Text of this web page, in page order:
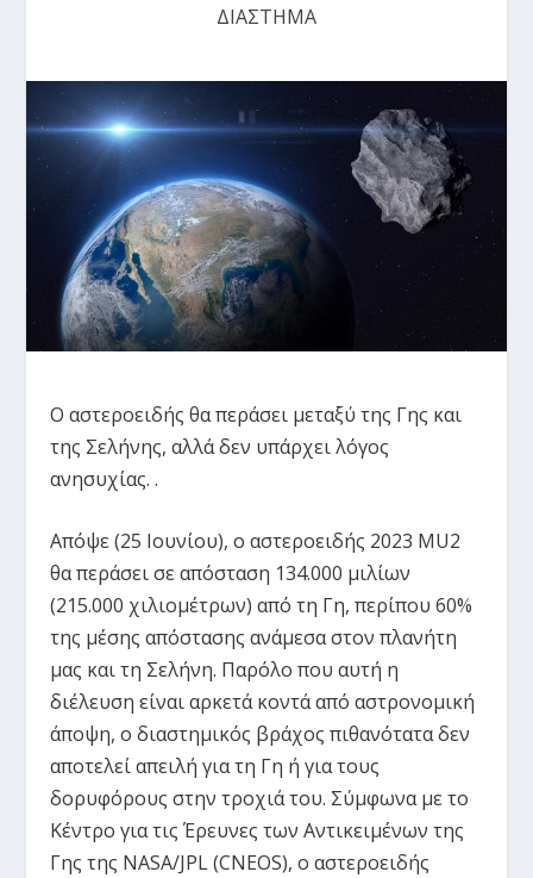
ΔΙΑΣΤΗΜΑ
Ο αστεροειδής θα περάσει μεταξύ της Γης και
της Σελήνης, αλλά δεν υπάρχει λόγος
ανησυχίας. .
Απόψε (25 Ιουνίου), ο αστεροειδής 2023 MU2
θα περάσει σε απόσταση 134.000 μιλίων
(215.000 χιλιομέτρων) από τη Γη, περίπου 60%
της μέσης απόστασης ανάμεσα στον πλανήτη
μας και τη Σελήνη. Παρόλο που αυτή η
διέλευση είναι αρκετά κοντά από αστρονομική
άποψη, ο διαστημικός βράχος πιθανότατα δεν
αποτελεί απειλή για τη Γη ή για τους
δορυφόρους στην τροχιά του. Σύμφωνα με το
Κέντρο για τις Έρευνες των Αντικειμένων της
Γης της NASA/JPL (CNEOS), ο αστεροειδής